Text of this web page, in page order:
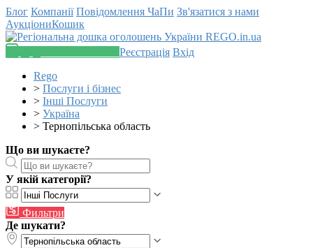
Блог Компанії Повідомлення ЧаПи Зв'язатися з нами
АукціониКошик
Реєстрація Вхід
Rego
> Послуги і бізнес
> Інші Послуги
> Україна
> Тернопільська область
Що ви шукаєте?
У якій категорії?
Фильтри
Де шукати?